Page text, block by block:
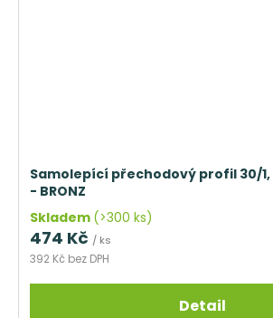
Samolepící přechodový profil 30/1,
- BRONZ
Skladem (>300 ks)
392 Kč bez DPH
474 Kč / ks
Detail